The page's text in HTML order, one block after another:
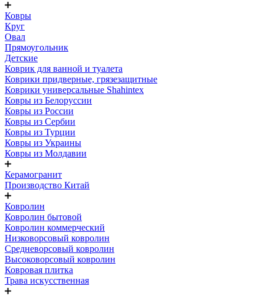
Ковры
Круг
Овал
Прямоугольник
Детские
Коврик для ванной и туалета
Коврики придверные, грязезащитные
Коврики универсальные Shahintex
Ковры из Белоруссии
Ковры из России
Ковры из Сербии
Ковры из Турции
Ковры из Украины
Ковры из Молдавии
Керамогранит
Производство Китай
Ковролин
Ковролин бытовой
Ковролин коммерческий
Низковорсовый ковролин
Средневорсовый ковролин
Высоковорсовый ковролин
Ковровая плитка
Трава искусственная